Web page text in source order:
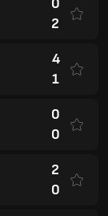
0
2
4
1
0
0
2
0